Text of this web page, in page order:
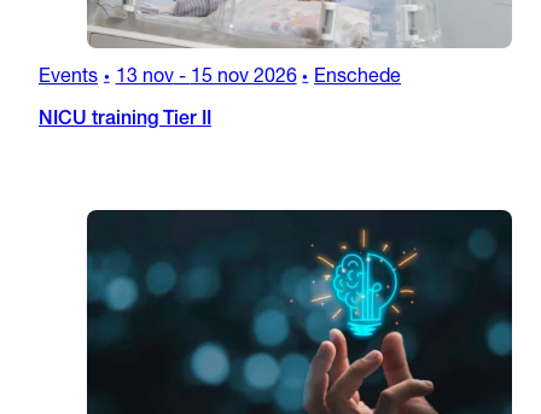
Events • 13 nov- 15 nov 2026 • Enschede
NICU training Tier II